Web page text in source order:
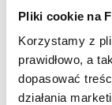
Pliki cookie na
Korzystamy z
prawidłowo, a
dopasować
działania
de